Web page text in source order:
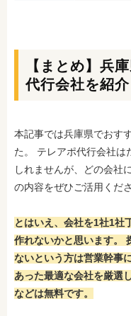
【まとめ】兵
代行会社を紹
本記事では兵庫県でおす
た。 テレアポ代行会社は
しれませんが、どの会社
の内容をぜひご活用くださ
とはいえ、会社を1社1社
作れないかと思います。
ないという方は営業幹事
あった最適な会社を厳選
などは無料です。